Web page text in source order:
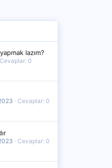
lazım?
Cevaplar: 0
Cevaplar: 0
Cevaplar: 0